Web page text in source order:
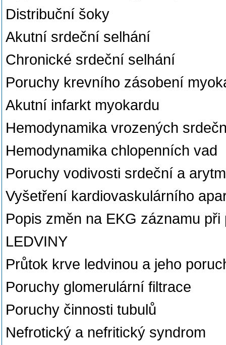
Distribuční šoky
Akutní srdeční selhání
Chronické srdeční selhání
Poruchy krevního zásobení
Akutní infarkt myokardu
Hemodynamika vrozených
Hemodynamika chlopenních vad
Poruchy vodivosti srdeční a
Vyšetření kardiovaskulárního
Popis změn na EKG záznamu
LEDVINY
Průtok krve ledvinou a jeho
Poruchy glomerulární filtrace
Poruchy činnosti tubulů
Nefrotický a nefritický syndrom